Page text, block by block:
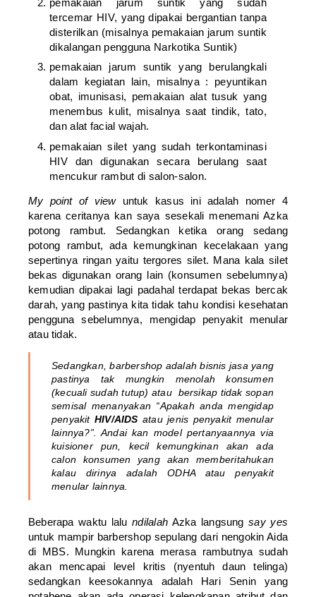
tercemar HIV, yang dipakai bergantian tanpa
disterilkan (misalnya pemakaian jarum suntik
dikalangan pengguna Narkotika Suntik)
pemakaian jarum suntik yang berulangkali
dalam kegiatan lain, misalnya : peyuntikan
obat, imunisasi, pemakaian alat tusuk yang
menembus kulit, misalnya saat tindik, tato,
dan alat facial wajah.
pemakaian silet yang sudah terkontaminasi
HIV dan digunakan secara berulang saat
mencukur rambut di salon-salon.
My point of viewuntuk kasus ini adalah nomer 4
karena ceritanya kan saya sesekali menemani Azka
potong rambut. Sedangkan ketika orang sedang
potong rambut, ada kemungkinan kecelakaan yang
sepertinya ringan yaitu tergores silet. Mana kala silet
bekas digunakan orang lain (konsumen sebelumnya)
kemudian dipakai lagi padahal terdapat bekas bercak
darah, yang pastinya kita tidak tahu kondisi kesehatan
pengguna sebelumnya, mengidap penyakit menular
atau tidak.
Sedangkan, barbershop adalah bisnis jasa yang
pastinya tak mungkin menolah konsumen
(kecuali sudah tutup) atau bersikap tidak sopan
semisal menanyakan “Apakah anda mengidap
penyakit HIV/AIDS atau jenis penyakit menular
lainnya?”. Andai kan model pertanyaannya via
kuisioner pun, kecil kemungkinan akan ada
calon konsumen yang akan memberitahukan
kalau dirinya adalah ODHA atau penyakit
menular lainnya.
Beberapa waktu lalundilalahAzka langsungsay yes
untuk mampir barbershop sepulang dari nengokin Aida
di MBS. Mungkin karena merasa rambutnya sudah
akan mencapai level kritis (nyentuh daun telinga)
sedangkan keesokannya adalah Hari Senin yang